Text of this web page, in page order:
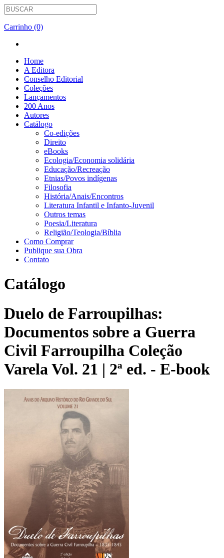
Carrinho (0)
Home
A Editora
Conselho Editorial
Coleções
Lançamentos
200 Anos
Autores
Catálogo
Co-edições
Direito
eBooks
Ecologia/Economia solidária
Educação/Recreação
Etnias/Povos indígenas
Filosofia
História/Anais/Encontros
Literatura Infantil e Infanto-Juvenil
Outros temas
Poesia/Literatura
Religião/Teologia/Bíblia
Como Comprar
Publique sua Obra
Contato
Catálogo
Duelo de Farroupilhas:
Documentos sobre a Guerra
Civil Farroupilha Coleção
Varela Vol. 21 | 2ª ed. - E-book